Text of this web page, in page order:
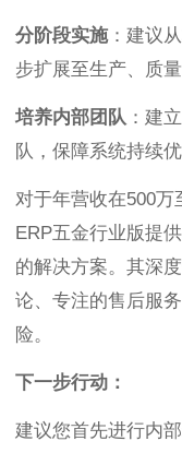
分阶段实施：建议
步扩展至生产、质
培养内部团队 ：建
队，保障系统持续
对于年营收在500万
ERP五金行业版提
的解决方案。其深
论、专注的售后服
险。
下一步行动：
建议您首先进行内